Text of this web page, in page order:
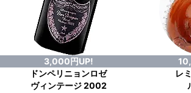
3,000円UP!
ドンペリニョンロゼ
ヴィンテージ 2002
レ